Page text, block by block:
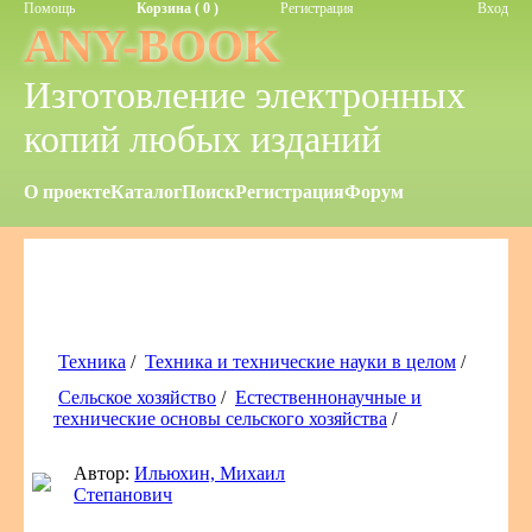
Помощь Корзина ( 0 ) Регистрация Вход
ANY-BOOK
Изготовление электронных
копий любых изданий
О проектеКаталогПоискРегистрацияФорум
Техника / Техника и технические науки в целом /
Сельское хозяйство / Естественнонаучные и
технические основы сельского хозяйства /
Автор:Ильюхин, Михаил
Степанович